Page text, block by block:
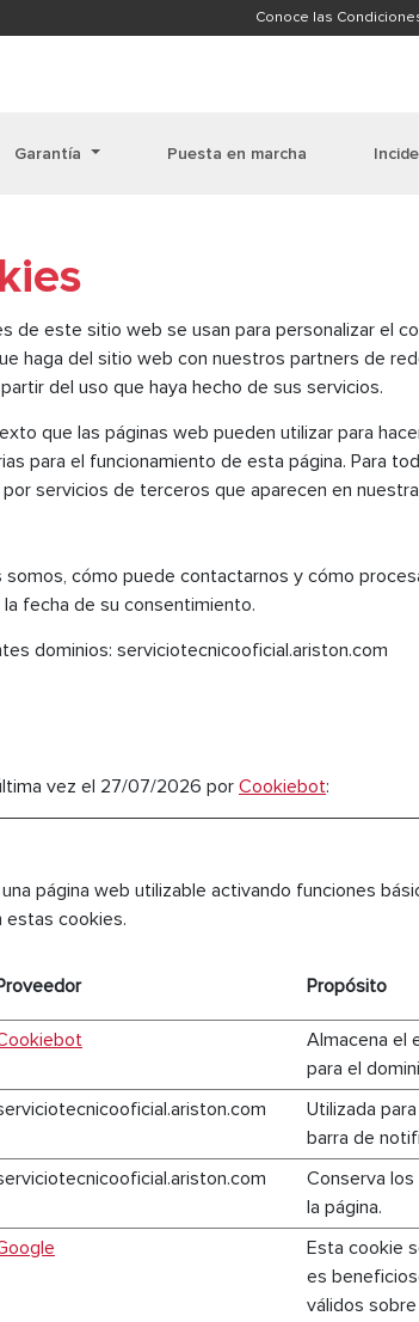
Conoce las
Garantía Puesta en marcha
de este sitio web se usan para personalizar el
haga del sitio web con nuestros partners de
del uso que haya hecho de sus servicios.
que las páginas web pueden utilizar para
para el funcionamiento de esta página. Para
servicios de terceros que aparecen en
cómo puede contactarnos y cómo
fecha de su consentimiento.
dominios: serviciotecnicooficial.ariston.com
vez el 27/07/2026 porCookiebot:
página web utilizable activando funciones
estas cookies.
Propósito
Almacena el
para el
Utilizada
barra de
Conserva
la página.
Esta cookie
es
válidos